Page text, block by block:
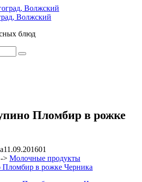
Волжский
блюд
Пломбир в рожке
11.09.201601
-> Молочные продукты